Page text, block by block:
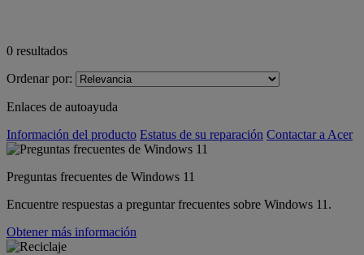
0 resultados
Ordenar por:
Enlaces de autoayuda
Información del producto Estatus de su reparación Contactar a Acer
Preguntas frecuentes de Windows 11
Encuentre respuestas a preguntar frecuentes sobre Windows 11.
Obtener más información